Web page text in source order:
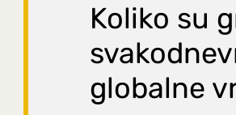
Koliko su
globalne